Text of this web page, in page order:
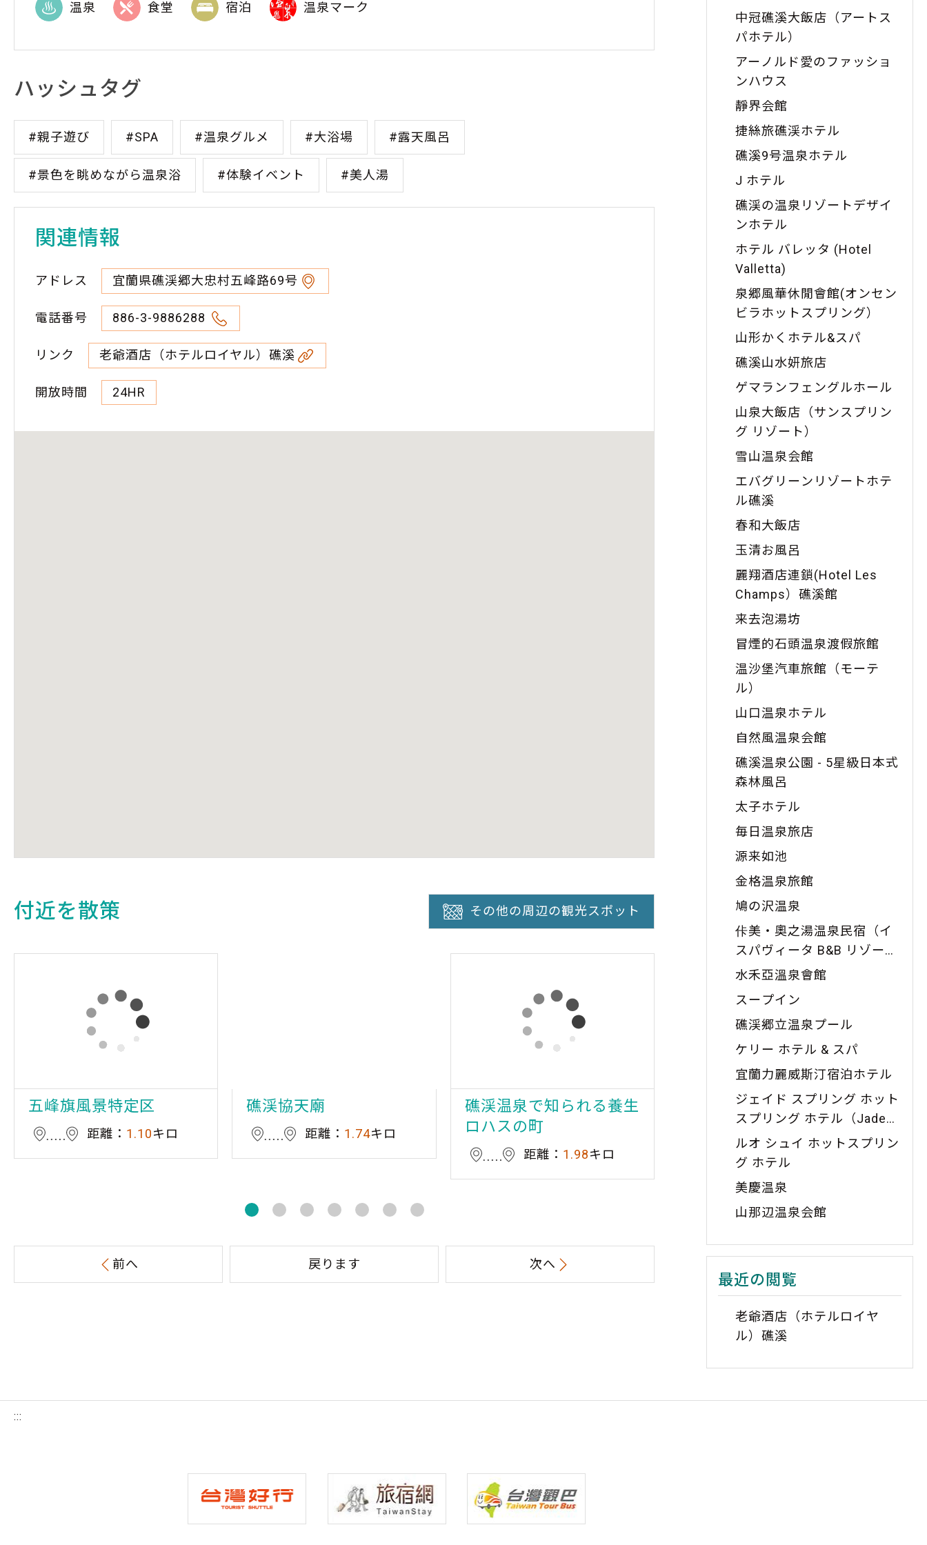
温泉 食堂 宿泊 温泉マーク
ハッシュタグ
#親子遊び #SPA #温泉グルメ #大浴場 #露天風呂
#景色を眺めながら温泉浴 #体験イベント #美人湯
関連情報
アドレス 宜蘭県礁渓郷大忠村五峰路69号
電話番号 886-3-9886288
リンク 老爺酒店（ホテルロイヤル）礁溪
開放時間 24HR
付近を散策 その他の周辺の観光スポット
五峰旗風景特定区
距離： 1.10キロ
礁渓協天廟
距離： 1.74キロ
礁渓温泉で知られる養生
ロハスの町
距離： 1.98キロ
礁渓温泉公園
距離： キロ
前へ 戻ります 次へ
中冠礁溪大飯店（アートス
パホテル）
アーノルド愛のファッショ
ンハウス
靜界会館
捷絲旅礁渓ホテル
礁溪9号温泉ホテル
J ホテル
礁渓の温泉リゾートデザイ
ンホテル
ホテル バレッタ (Hotel
Valletta)
泉郷風華休閒會館(オンセン
ビラホットスプリング）
山形かくホテル&スパ
礁溪山水妍旅店
ゲマランフェングルホール
山泉大飯店（サンスプリン
グ リゾート）
雪山温泉会館
エバグリーンリゾートホテ
ル礁溪
春和大飯店
玉清お風呂
麗翔酒店連鎖(Hotel Les
Champs）礁溪館
来去泡湯坊
冒煙的石頭温泉渡假旅館
温沙堡汽車旅館（モーテ
ル）
山口温泉ホテル
自然風温泉会館
礁溪温泉公園 - 5星級日本式
森林風呂
太子ホテル
毎日温泉旅店
源来如池
金格温泉旅館
鳩の沢温泉
佧美・奧之湯温泉民宿（イ
スパヴィータ B&B リゾート
）
水禾亞溫泉會館
スープイン
礁渓郷立温泉プール
ケリー ホテル & スパ
宜蘭力麗威斯汀宿泊ホテル
ジェイド スプリング ホット
スプリング ホテル（Jade
Spring Hot Spring Hotel）
ルオ シュイ ホットスプリン
グ ホテル
美慶温泉
山那辺温泉会館
最近の閲覧
老爺酒店（ホテルロイヤ
ル）礁溪
:::